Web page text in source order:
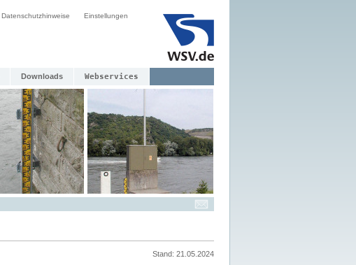
Datenschutzhinweise Einstellungen
Downloads Webservices
Stand: 21.05.2024